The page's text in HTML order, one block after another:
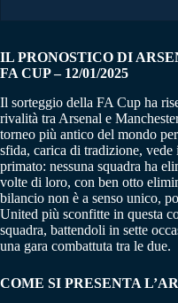
IL PRONOSTICO DI
FA CUP – 12/01/2025
Il sorteggio della FA Cup ha
rivalità tra Arsenal e
torneo più antico del mondo
sfida, carica di tradizione,
primato: nessuna squadra ha
volte di loro, con ben otto
bilancio non è a senso unico,
United più sconfitte in questa
squadra, battendoli in sette
una gara combattuta tra le due.
COME SI PRESENTA